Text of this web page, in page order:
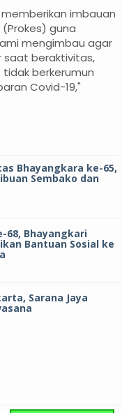
imbauan
guna
mengimbau agar
saat beraktivitas,
berkerumun
Covid-19,"
Bhayangkara ke-65,
Sembako dan
68, Bhayangkari
Bantuan Sosial ke
Sarana Jaya